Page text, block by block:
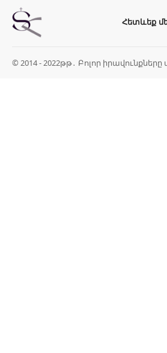
Հետևեք
© 2014 - 2022թթ․ Բոլոր